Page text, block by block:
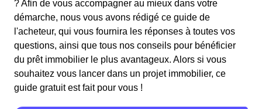
? Afin de vous accompagner au mieux dans votre
démarche, nous vous avons rédigé ce guide de
l'acheteur, qui vous fournira les réponses à toutes vos
questions, ainsi que tous nos conseils pour bénéficier
du prêt immobilier le plus avantageux. Alors si vous
souhaitez vous lancer dans un projet immobilier, ce
guide gratuit est fait pour vous !